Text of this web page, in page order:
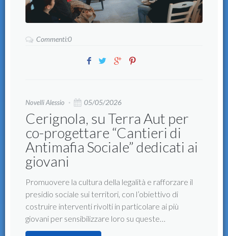
Commenti:0
Novelli Alessio 05/05/2026
Cerignola, su Terra Aut per
co-progettare “Cantieri di
Antimafia Sociale” dedicati ai
giovani
Promuovere la cultura della legalità e rafforzare il
presidio sociale sui territori, con l’obiettivo di
costruire interventi rivolti in particolare ai più
giovani per sensibilizzare loro su queste…